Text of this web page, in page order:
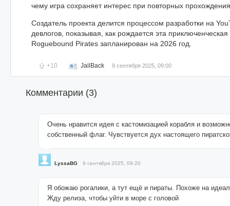
чему игра сохраняет интерес при повторных
Создатель проекта делится процессом разработки на
девлогов, показывая, как рождается эта
Roguebound Pirates запланирован на 2026 год.
+10 JailBack 9 сентября 2025, 09:00
Комментарии (3)
Очень нравится идея с кастомизацией корабля и
собственный флаг. Чувствуется дух настоящего
LyssaBG 9 сентября 2025, 09:20
Я обожаю рогалики, а тут ещё и пираты. Похоже на
Жду релиза, чтобы уйти в море с головой